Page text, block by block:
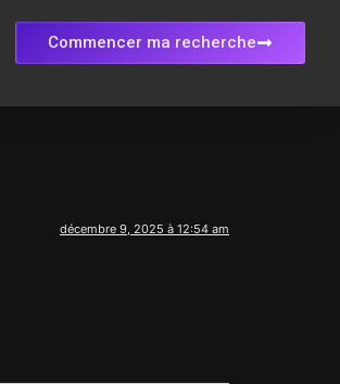
Commencer ma recherche
décembre 9, 2025 à 12:54 am